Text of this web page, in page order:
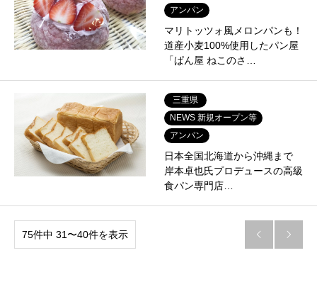
アンパン
マリトッツォ風メロンパンも！
道産小麦100%使用したパン屋
「ぱん屋 ねこのさ…
三重県
NEWS 新規オープン等
アンパン
日本全国北海道から沖縄まで
岸本卓也氏プロデュースの高級
食パン専門店…
75件中 31〜40件を表示  